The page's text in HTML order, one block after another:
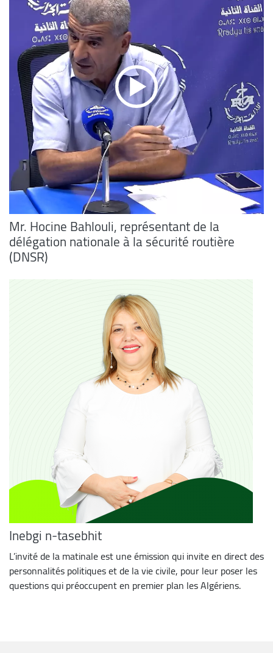
Mr. Hocine Bahlouli, représentant de la
délégation nationale à la sécurité routière
(DNSR)
Inebgi n-tasebhit
L’invité de la matinale est une émission qui invite en direct des
personnalités politiques et de la vie civile, pour leur poser les
questions qui préoccupent en premier plan les Algériens.